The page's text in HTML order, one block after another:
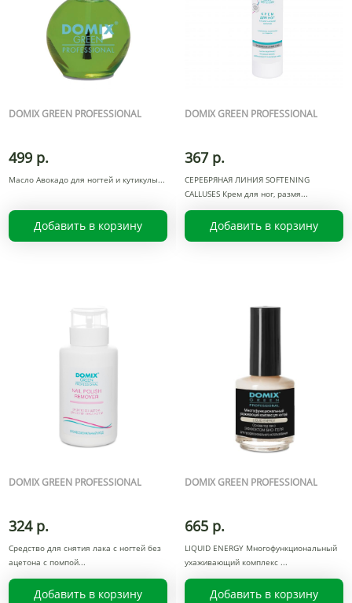
DOMIX GREEN PROFESSIONAL
499 р.
Масло Авокадо для ногтей и кутикулы
Добавить в корзину
DOMIX GREEN PROFESSIONAL
367 р.
СЕРЕБРЯНАЯ ЛИНИЯ SOFTENING
CALLUSES Крем для ног, размя
Добавить в корзину
DOMIX GREEN PROFESSIONAL
324 р.
Средство для снятия лака с ногтей без
ацетона с помпой
Добавить в корзину
DOMIX GREEN PROFESSIONAL
665 р.
LIQUID ENERGY Многофункциональный
ухаживающий комплекс
Добавить в корзину